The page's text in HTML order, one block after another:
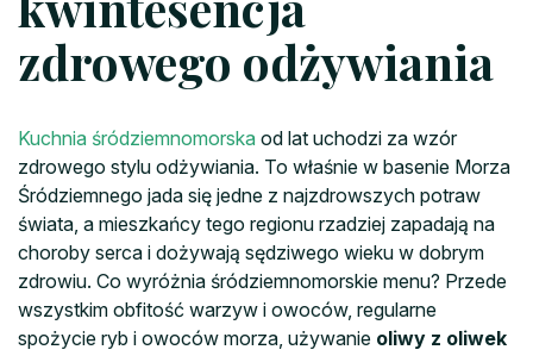
zdrowego odżywiania
Kuchnia śródziemnomorska od lat uchodzi za wzór
zdrowego stylu odżywiania. To właśnie w basenie Morza
Śródziemnego jada się jedne z najzdrowszych potraw
świata, a mieszkańcy tego regionu rzadziej zapadają na
choroby serca i dożywają sędziwego wieku w dobrym
zdrowiu. Co wyróżnia śródziemnomorskie menu? Przede
wszystkim obfitość warzyw i owoców, regularne
spożycie ryb i owoców morza, używanie oliwy z oliwek